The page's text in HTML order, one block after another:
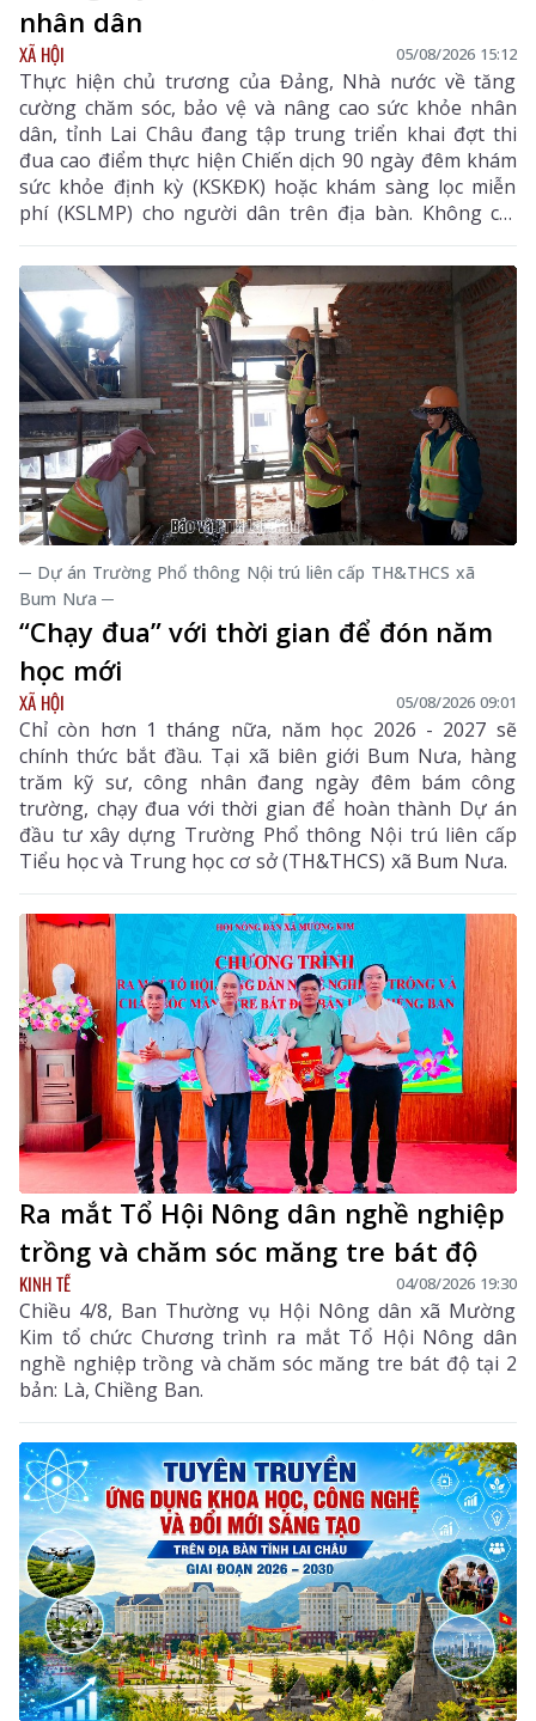
nhân dân
XÃ HỘI 05/08/2026 15:12
Thực hiện chủ trương của Đảng, Nhà nước về tăng
cường chăm sóc, bảo vệ và nâng cao sức khỏe nhân
dân, tỉnh Lai Châu đang tập trung triển khai đợt thi
đua cao điểm thực hiện Chiến dịch 90 ngày đêm khám
sức khỏe định kỳ (KSKĐK) hoặc khám sàng lọc miễn
phí (KSLMP) cho người dân trên địa bàn. Không chỉ
góp phần phát hiện sớm bệnh tật, nâng cao chất
lượng chăm sóc sức khỏe (CSSK) ban đầu, chương
trình còn lan tỏa tinh thần trách nhiệm, y đức và sự
tận tâm của đội ngũ cán bộ y tế, hướng tới mục tiêu
mọi người dân đều được tiếp cận dịch vụ y tế công
bằng, chất lượng và nhân văn.
─ Dự án Trường Phổ thông Nội trú liên cấp TH&THCS xã
Bum Nưa ─
“Chạy đua” với thời gian để đón năm
học mới
XÃ HỘI 05/08/2026 09:01
Chỉ còn hơn 1 tháng nữa, năm học 2026 - 2027 sẽ
chính thức bắt đầu. Tại xã biên giới Bum Nưa, hàng
trăm kỹ sư, công nhân đang ngày đêm bám công
trường, chạy đua với thời gian để hoàn thành Dự án
đầu tư xây dựng Trường Phổ thông Nội trú liên cấp
Tiểu học và Trung học cơ sở (TH&THCS) xã Bum Nưa.
Ra mắt Tổ Hội Nông dân nghề nghiệp
trồng và chăm sóc măng tre bát độ
KINH TẾ 04/08/2026 19:30
Chiều 4/8, Ban Thường vụ Hội Nông dân xã Mường
Kim tổ chức Chương trình ra mắt Tổ Hội Nông dân
nghề nghiệp trồng và chăm sóc măng tre bát độ tại 2
bản: Là, Chiềng Ban.